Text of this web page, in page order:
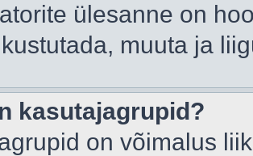
ülesanne on
muuta ja
kasutajagrupid?
on võimalus